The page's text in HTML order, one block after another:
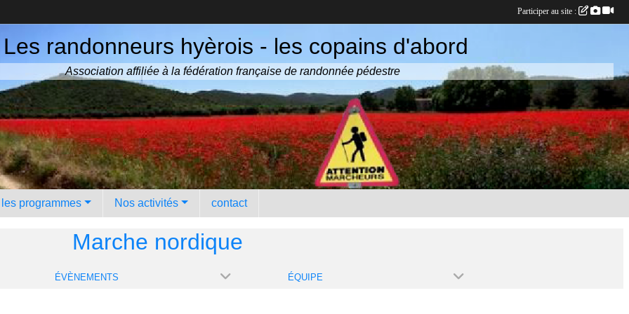
Les randonneurs hyèrois - les copains d'abord
Association affiliée à la fédération française de randonnée pédestre
programmes Nos activités contact
Marche nordique
ÉVÈNEMENTS ÉQUIPE
Participer au site :